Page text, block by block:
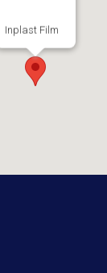
Inplast Film